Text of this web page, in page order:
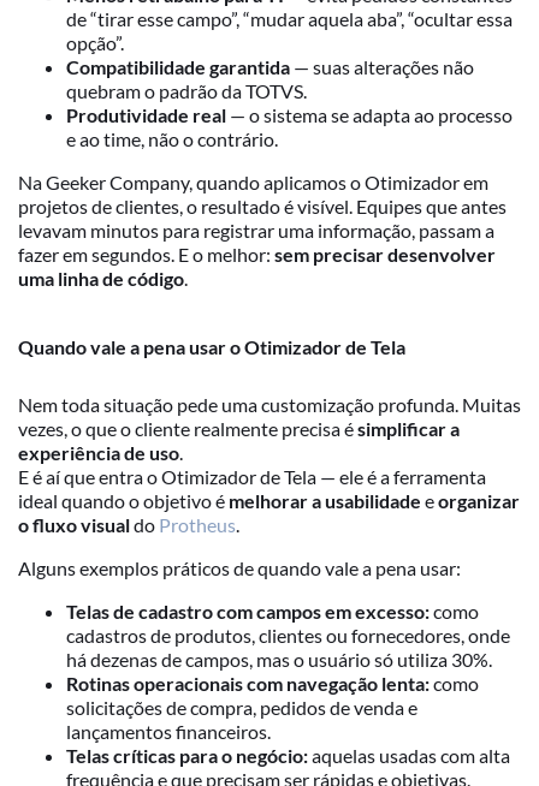
de “tirar esse campo”, “mudar aquela aba”, “ocultar essa
opção”.
Compatibilidade garantida — suas alterações não
quebram o padrão da TOTVS.
Produtividade real — o sistema se adapta ao processo
e ao time, não o contrário.
Na Geeker Company, quando aplicamos o Otimizador em
projetos de clientes, o resultado é visível. Equipes que antes
levavam minutos para registrar uma informação, passam a
fazer em segundos. E o melhor: sem precisar desenvolver
uma linha de código.
Quando vale a pena usar o Otimizador de Tela
Nem toda situação pede uma customização profunda. Muitas
vezes, o que o cliente realmente precisa ésimplificar a
experiência de uso.
E é aí que entra o Otimizador de Tela — ele é a ferramenta
ideal quando o objetivo é melhorar a usabilidade eorganizar
o fluxo visualdo Protheus.
Alguns exemplos práticos de quando vale a pena usar:
Telas de cadastro com campos em excesso:como
cadastros de produtos, clientes ou fornecedores, onde
há dezenas de campos, mas o usuário só utiliza 30%.
Rotinas operacionais com navegação lenta:como
solicitações de compra, pedidos de venda e
lançamentos financeiros.
Telas críticas para o negócio:aquelas usadas com alta
frequência e que precisam ser rápidas e objetivas.